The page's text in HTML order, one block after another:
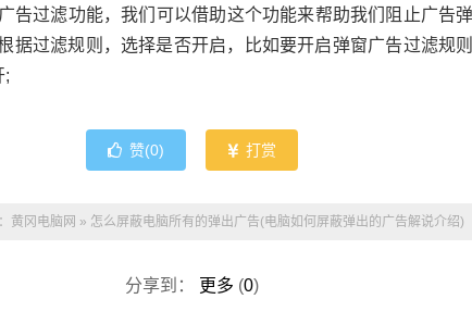
告过滤功能，我们可以借助这个功能来帮助我们阻止广告
滤规则，选择是否开启，比如要开启弹窗广告过滤规则
;
赞(0) 打赏
黄冈电脑网 » 怎么屏蔽电脑所有的弹出广告(电脑如何屏蔽弹出的广告解说介绍)
分享到： 更多 (0)